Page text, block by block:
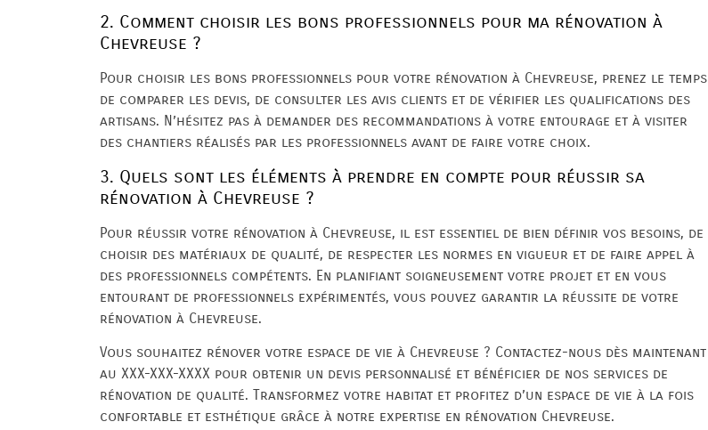
2. Comment choisir les bons professionnels pour ma rénovation à
Chevreuse ?
Pour choisir les bons professionnels pour votre rénovation à Chevreuse, prenez le temps
de comparer les devis, de consulter les avis clients et de vérifier les qualifications des
artisans. N’hésitez pas à demander des recommandations à votre entourage et à visiter
des chantiers réalisés par les professionnels avant de faire votre choix.
3. Quels sont les éléments à prendre en compte pour réussir sa
rénovation à Chevreuse ?
Pour réussir votre rénovation à Chevreuse, il est essentiel de bien définir vos besoins, de
choisir des matériaux de qualité, de respecter les normes en vigueur et de faire appel à
des professionnels compétents. En planifiant soigneusement votre projet et en vous
entourant de professionnels expérimentés, vous pouvez garantir la réussite de votre
rénovation à Chevreuse.
Vous souhaitez rénover votre espace de vie à Chevreuse ? Contactez-nous dès maintenant
au XXX-XXX-XXXX pour obtenir un devis personnalisé et bénéficier de nos services de
rénovation de qualité. Transformez votre habitat et profitez d’un espace de vie à la fois
confortable et esthétique grâce à notre expertise en rénovation Chevreuse.